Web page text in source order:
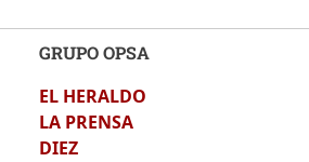
GRUPO OPSA
EL HERALDO
LA PRENSA
DIEZ